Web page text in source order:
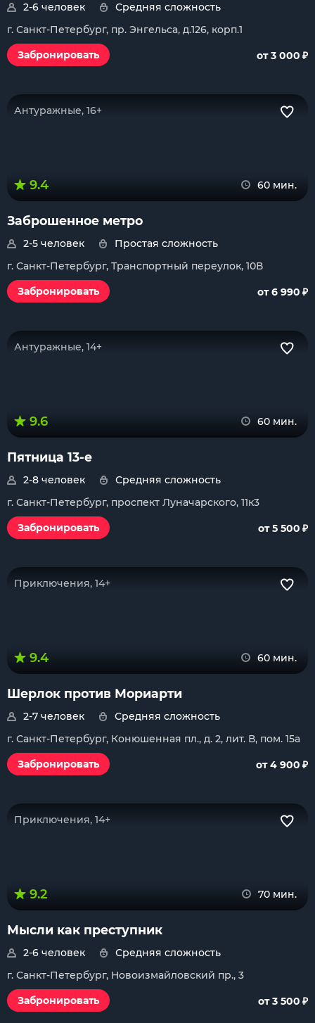
2-6 человек
Средняя сложность
г. Санкт-Петербург, пр. Энгельса, д.126, корп.1
Забронировать
от 3 000 ₽
Антуражные, 16+
9.4 60 мин.
Заброшенное метро
2-5 человек
Простая сложность
г. Санкт-Петербург, Транспортный переулок, 10В
Забронировать
от 6 990 ₽
Антуражные, 14+
9.6 60 мин.
Пятница 13-е
2-8 человек
Средняя сложность
г. Санкт-Петербург, проспект Луначарского, 11к3
Забронировать
от 5 500 ₽
Приключения, 14+
9.4 60 мин.
Шерлок против Мориарти
2-7 человек
Средняя сложность
г. Санкт-Петербург, Конюшенная пл., д. 2, лит. В, пом. 15a
Забронировать
от 4 900 ₽
Приключения, 14+
9.2 70 мин.
Мысли как преступник
2-6 человек
Средняя сложность
г. Санкт-Петербург, Новоизмайловский пр., 3
Забронировать
от 3 500 ₽